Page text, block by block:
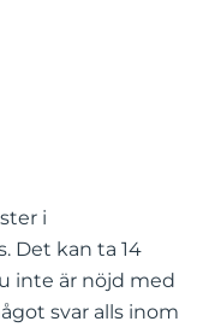
i
Det kan ta 14
inte är nöjd med
svar alls inom